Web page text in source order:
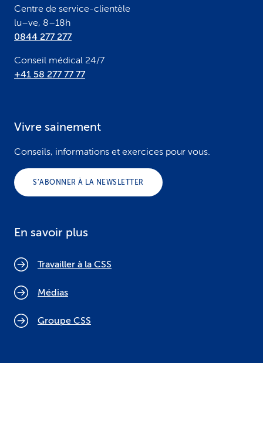
Centre de service-clientèle
lu–ve, 8–18h
0844 277 277
Conseil médical 24/7
+41 58 277 77 77
Vivre sainement
Conseils, informations et exercices pour vous.
S’ABONNER À LA NEWSLETTER
En savoir plus
Travailler à la CSS
Médias
Groupe CSS